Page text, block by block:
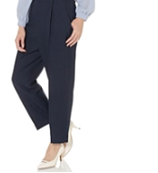
グレー
オレンジ
ピンク
ブルー